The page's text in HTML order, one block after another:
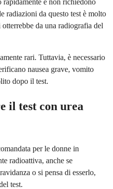
e non richiedono
radiazioni da questo test è molto
da una radiografia del
rari. Tuttavia, è necessario
nausea grave, vomito
dopo il test.
il test con urea
per le donne in
radioattiva, anche se
o si pensa di esserlo,
test.